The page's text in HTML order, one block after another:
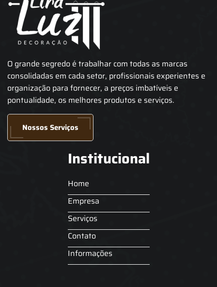
O grande segredo é trabalhar com todas as marcas
consolidadas em cada setor, profissionais experientes e
organização para fornecer, a preços imbatíveis e
pontualidade, os melhores produtos e serviços.
Nossos Serviços
Institucional
Home
Empresa
Serviços
Contato
Informações